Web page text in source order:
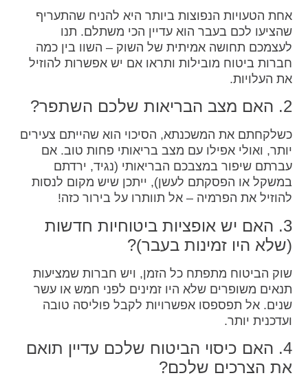
אחת הטעויות הנפוצות ביותר היא להניח שהתעריף
שהציעו לכם בעבר הוא עדיין הכי משתלם. תנו
לעצמכם תחושה אמיתית של השוק – השוו בין כמה
חברות ביטוח מובילות ותראו אם יש אפשרות להוזיל
את העלויות.
2. האם מצב הבריאות שלכם השתפר?
כשלקחתם את המשכנתא, הסיכוי הוא שהייתם צעירים
יותר, ואולי אפילו עם מצב בריאותי פחות טוב. אם
עברתם שיפור במצבכם הבריאותי (נגיד, ירדתם
במשקל או הפסקתם לעשן), ייתכן שיש מקום לנסות
להוזיל את הפרמיה – אל תוותרו על בירור כזה!
3. האם יש אופציות ביטוחיות חדשות
(שלא היו זמינות בעבר)?
שוק הביטוח מתפתח כל הזמן, ויש חברות שמציעות
תנאים משופרים שלא היו זמינים לפני חמש או עשר
שנים. אל תפספסו אפשרויות לקבל פוליסה טובה
ועדכנית יותר.
4. האם כיסוי הביטוח שלכם עדיין תואם
את הצרכים שלכם?